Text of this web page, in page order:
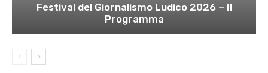
Festival del Giornalismo Ludico 2026 – Il
Programma